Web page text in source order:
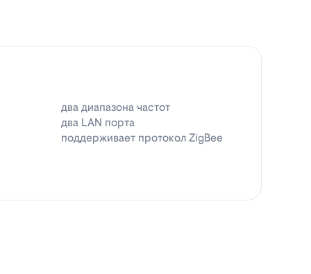
два диапазона частот
два LAN порта
поддерживает протокол ZigBee